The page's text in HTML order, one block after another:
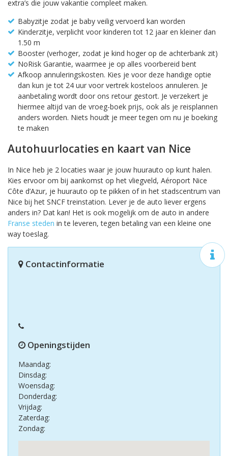
extra’s die jouw vakantie compleet maken.
Babyzitje zodat je baby veilig vervoerd kan worden
Kinderzitje, verplicht voor kinderen tot 12 jaar en kleiner dan
1.50 m
Booster (verhoger, zodat je kind hoger op de achterbank zit)
NoRisk Garantie, waarmee je op alles voorbereid bent
Afkoop annuleringskosten. Kies je voor deze handige optie
dan kun je tot 24 uur voor vertrek kosteloos annuleren. Je
aanbetaling wordt door ons retour gestort. Je verzekert je
hiermee altijd van de vroeg-boek prijs, ook als je reisplannen
anders worden. Niets houdt je meer tegen om nu je boeking
te maken
Autohuurlocaties en kaart van Nice
In Nice heb je 2 locaties waar je jouw huurauto op kunt halen.
Kies ervoor om bij aankomst op het vliegveld, Aéroport Nice
Côte d’Azur, je huurauto op te pikken of in het stadscentrum van
Nice bij het SNCF treinstation. Lever je de auto liever ergens
anders in? Dat kan! Het is ook mogelijk om de auto in andere
Franse steden in te leveren, tegen betaling van een kleine one
way toeslag.
Contactinformatie
Openingstijden
Maandag:
Dinsdag:
Woensdag:
Donderdag:
Vrijdag:
Zaterdag:
Zondag: